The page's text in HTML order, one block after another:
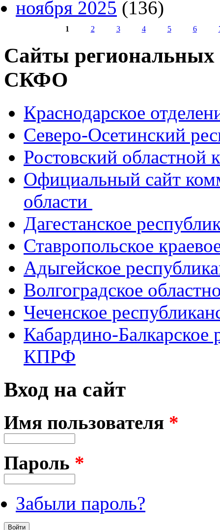
ноября 2025 (136)
1 2 3 4 5 6
Сайты
СКФО
Краснодарское
Северо-Осетинский
Ростовский
Официальный сайт
области
Дагестанское
Ставропольское
Адыгейское
Волгоградское
Чеченское
Кабардино-Балкарское
КПРФ
Вход на сайт
Имя пользователя *
Пароль *
Забыли пароль?